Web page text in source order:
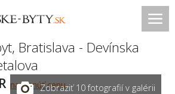
Bratislava - Devínska
navrhnúť cenuZobraziť 10 fotografií v galérii